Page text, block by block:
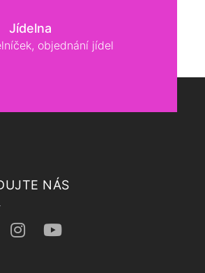
Jídelna
objednání jídel
NÁS